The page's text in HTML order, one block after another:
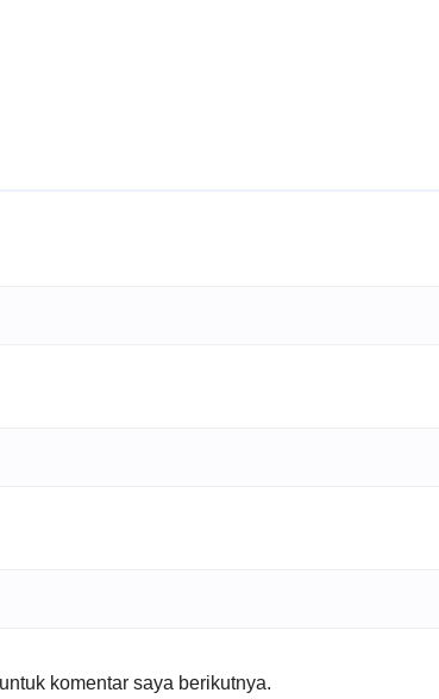
komentar saya berikutnya.